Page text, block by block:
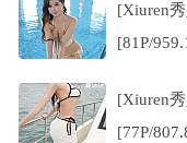
[Xiuren
[81P/
[Xiuren
[77P/